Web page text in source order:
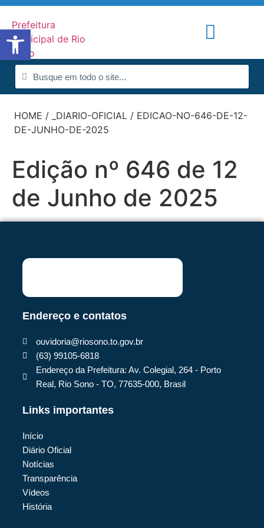
Abrir a barra de ferramentas
HOME / _DIARIO-OFICIAL / EDICAO-NO-646-DE-12-
DE-JUNHO-DE-2025
Edição nº 646 de 12
de Junho de 2025
Endereço e contatos
ouvidoria@riosono.to.gov.br
(63) 99105-6818
Endereço da Prefeitura: Av. Colegial, 264 - Porto
Real, Rio Sono - TO, 77635-000, Brasil
Links importantes
Início
Diário Oficial
Notícias
Transparência
Vídeos
História